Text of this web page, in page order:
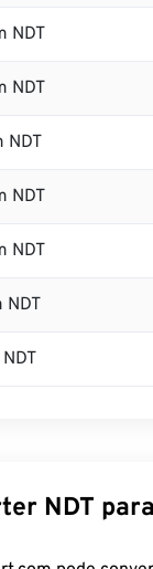
NDT
NDT
NDT
NDT
NDT
NDT
NDT